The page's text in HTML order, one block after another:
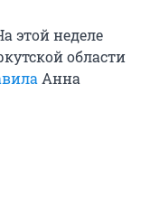
этой неделе
области
Анна